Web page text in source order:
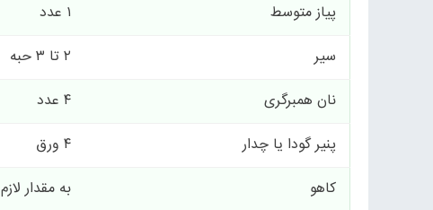
پیاز متوسط
۱ عدد
سیر
۲ تا ۳ حبه
نان همبرگری
۴ عدد
پنیر گودا یا چدار
۴ ورق
کاهو
به مقدار لازم